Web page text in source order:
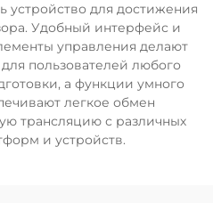
устройство для достижения
Удобный интерфейс и
управления делают
пользователей любого
а функции умного
легкое обмен
трансляцию с различных
и устройств.